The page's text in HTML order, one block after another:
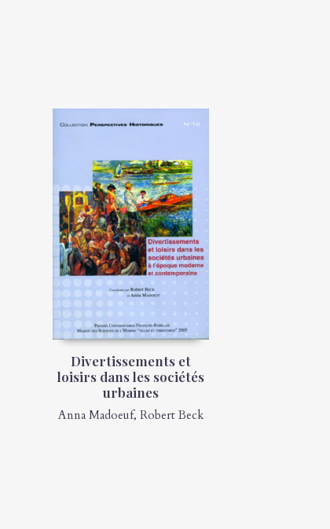
Divertissements et
loisirs dans les sociétés
urbaines
Anna Madoeuf, Robert Beck